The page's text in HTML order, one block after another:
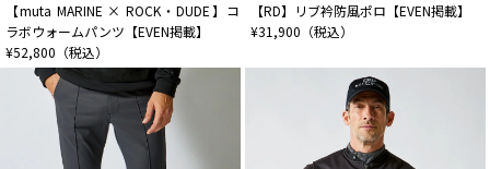
【muta MARINE × ROCK・DUDE】コ
ラボウォームパンツ【EVEN掲載】
¥52,800（税込）
【RD】リブ衿防風ポロ【EVEN掲載】
¥31,900（税込）